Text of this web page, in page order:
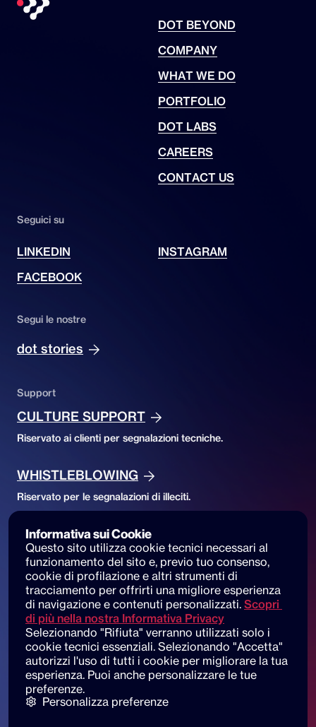
DOT BEYOND
COMPANY
WHAT WE DO
PORTFOLIO
DOT LABS
CAREERS
CONTACT US
Seguici su
LINKEDIN
INSTAGRAM
FACEBOOK
Segui le nostre
dot stories
Support
CULTURE SUPPORT
Riservato ai clienti per segnalazioni tecniche.
WHISTLEBLOWING
Riservato per le segnalazioni di illeciti.
Accessibility
ACCESSIBILITY DECLARATION
Accessibilità del sito e segnalazioni
© 2025 dot beyond srl. All rights reserved
C.F. e P. IVA: 14530051003
Piazza di Sant'Andrea della Valle, 6
00186 Roma
Informativa sui Cookie
Questo sito utilizza cookie tecnici necessari al
funzionamento del sito e, previo tuo consenso,
cookie di profilazione e altri strumenti di
tracciamento per offrirti una migliore esperienza
di navigazione e contenuti personalizzati. Scopri
di più nella nostra Informativa Privacy
Selezionando "Rifiuta" verranno utilizzati solo i
cookie tecnici essenziali. Selezionando "Accetta"
autorizzi l'uso di tutti i cookie per migliorare la tua
esperienza. Puoi anche personalizzare le tue
preferenze.
Personalizza preferenze